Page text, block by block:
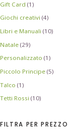
Gift Card (1)
Giochi creativi (4)
Libri e Manuali (10)
Natale (29)
Personalizzato (1)
Piccolo Principe (5)
Talco (1)
Tetti Rossi (10)
FILTRA PER PREZZO